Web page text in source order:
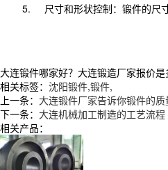
5.
尺寸和形状控制：锻件的尺
大连锻件哪家好？大连锻造厂家报价
相关标签： 沈阳锻件,锻件,
上一条： 大连锻件厂家告诉你锻件的质
下一条： 大连机械加工制造的工艺流程
相关产品：